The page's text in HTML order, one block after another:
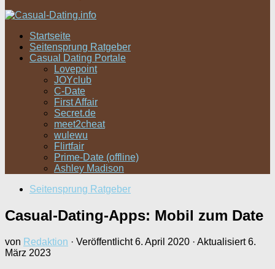
Startseite
Seitensprung Ratgeber
Casual Dating Portale
Lovepoint
JOYclub
C-Date
First Affair
Secret.de
meet2cheat
wulewu
Flirtfair
Prime-Date (offline)
Ashley Madison
Seitensprung Ratgeber
Casual-Dating-Apps: Mobil zum Date
von Redaktion · Veröffentlicht6. April 2020 · Aktualisiert6.
März 2023